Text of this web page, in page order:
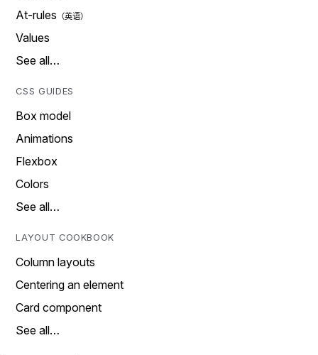
At-rules
Values
See all…
CSS GUIDES
Box model
Animations
Flexbox
Colors
See all…
LAYOUT COOKBOOK
Column layouts
Centering an element
Card component
See all…